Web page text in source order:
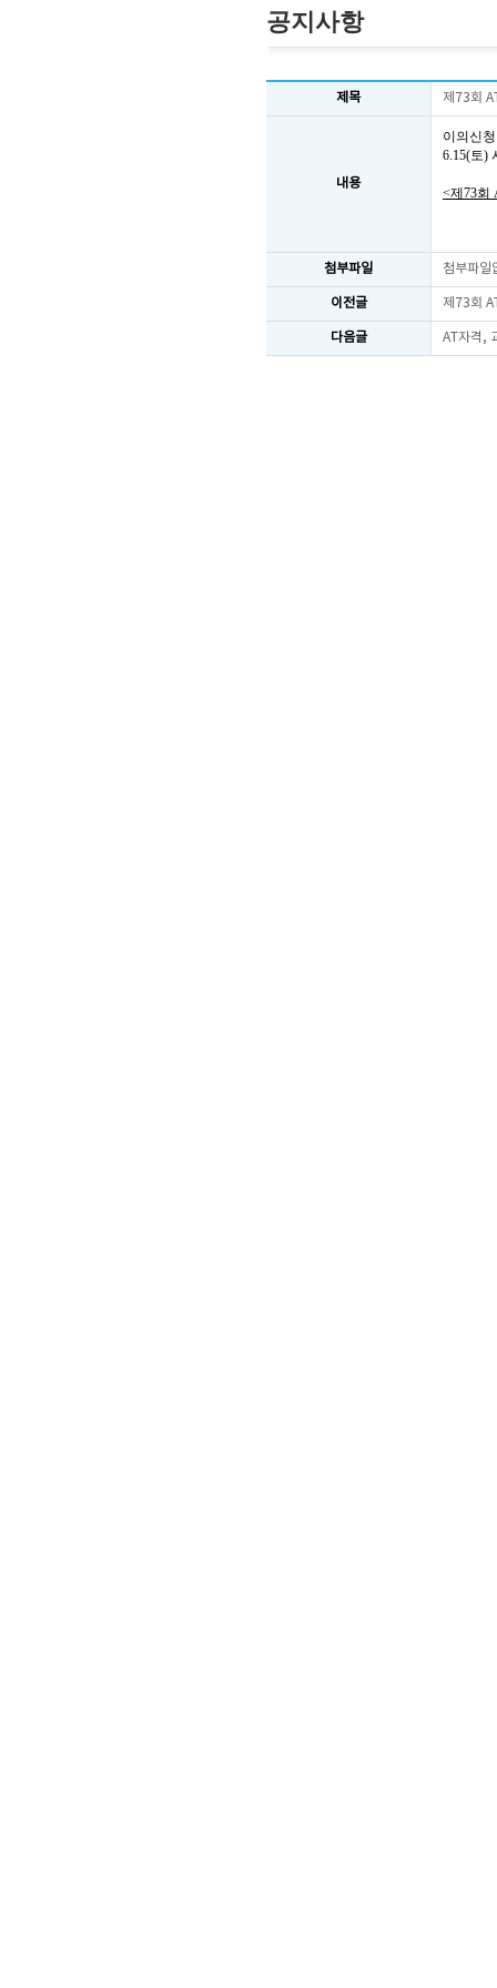
공지사항
제목 제73회
내용
이의신
6.15(토)
<제73회
첨부파일 첨부파일
이전글 제73회
다음글 AT자격,